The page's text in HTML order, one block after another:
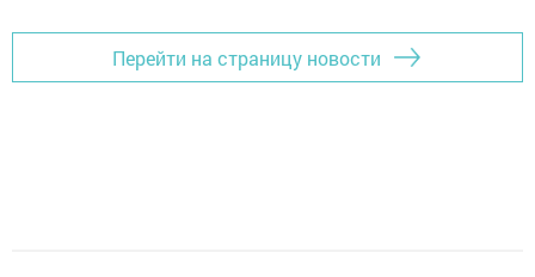
Перейти на страницу новости